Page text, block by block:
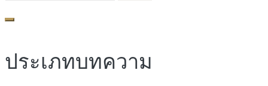
for:
ประเภทบทความ